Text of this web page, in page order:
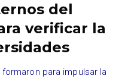
del
verificar la
para impulsar la